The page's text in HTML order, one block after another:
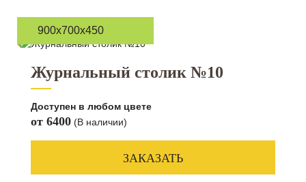
900х700х450
Журнальный столик №10
Доступен в любом цвете
от 6400 (В наличии)
ЗАКАЗАТЬ